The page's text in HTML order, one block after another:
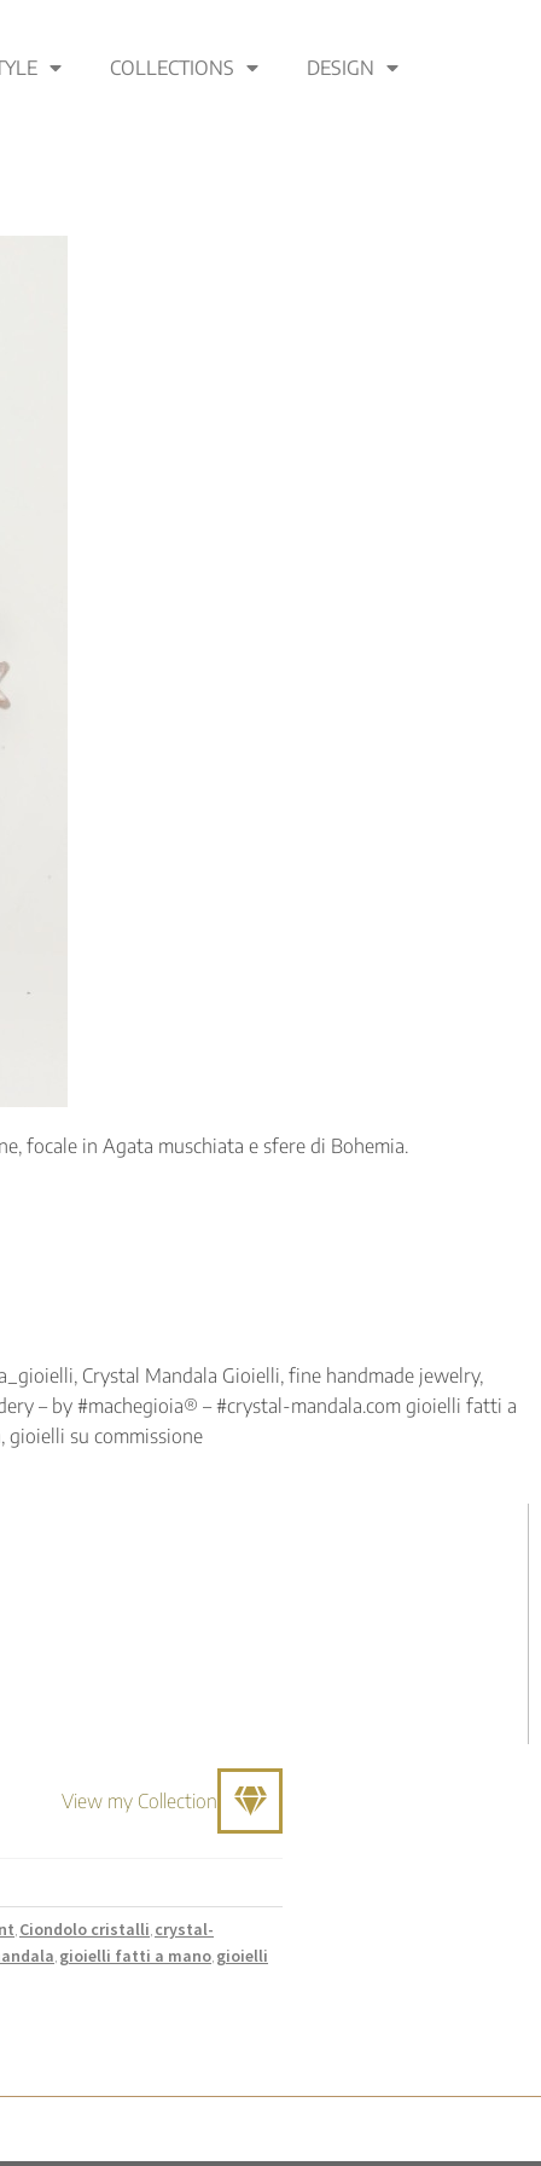
COLLECTIONS DESIGN
focale in Agata muschiata e sfere di Bohemia.
Crystal Mandala Gioielli, fine handmade jewelry,
– by #machegioia® – #crystal-mandala.com gioielli fatti a
gioielli su commissione
View my Collection
Ciondolo cristalli crystal-
gioielli fatti a mano gioielli